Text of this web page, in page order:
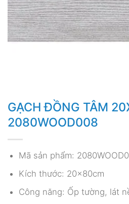
GẠCH ĐỒNG TÂM
2080WOOD008
Mã sản phẩm:
Kích thước: 20x80cm
Công năng: Ốp tường, lát